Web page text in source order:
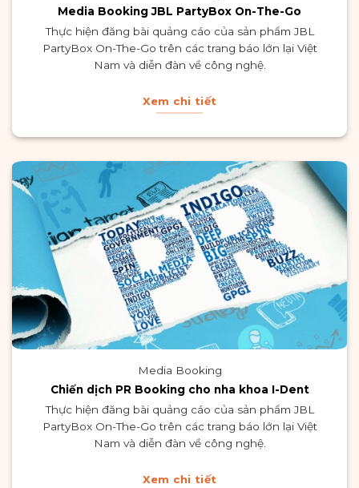
Media Booking JBL PartyBox On-The-Go
Thực hiện đăng bài quảng cáo của sản phẩm JBL
PartyBox On-The-Go trên các trang báo lớn lại Việt
Nam và diễn đàn về công nghệ.
Xem chi tiết
Media Booking
Chiến dịch PR Booking cho nha khoa I-Dent
Thực hiện đăng bài quảng cáo của sản phẩm JBL
PartyBox On-The-Go trên các trang báo lớn lại Việt
Nam và diễn đàn về công nghệ.
Xem chi tiết